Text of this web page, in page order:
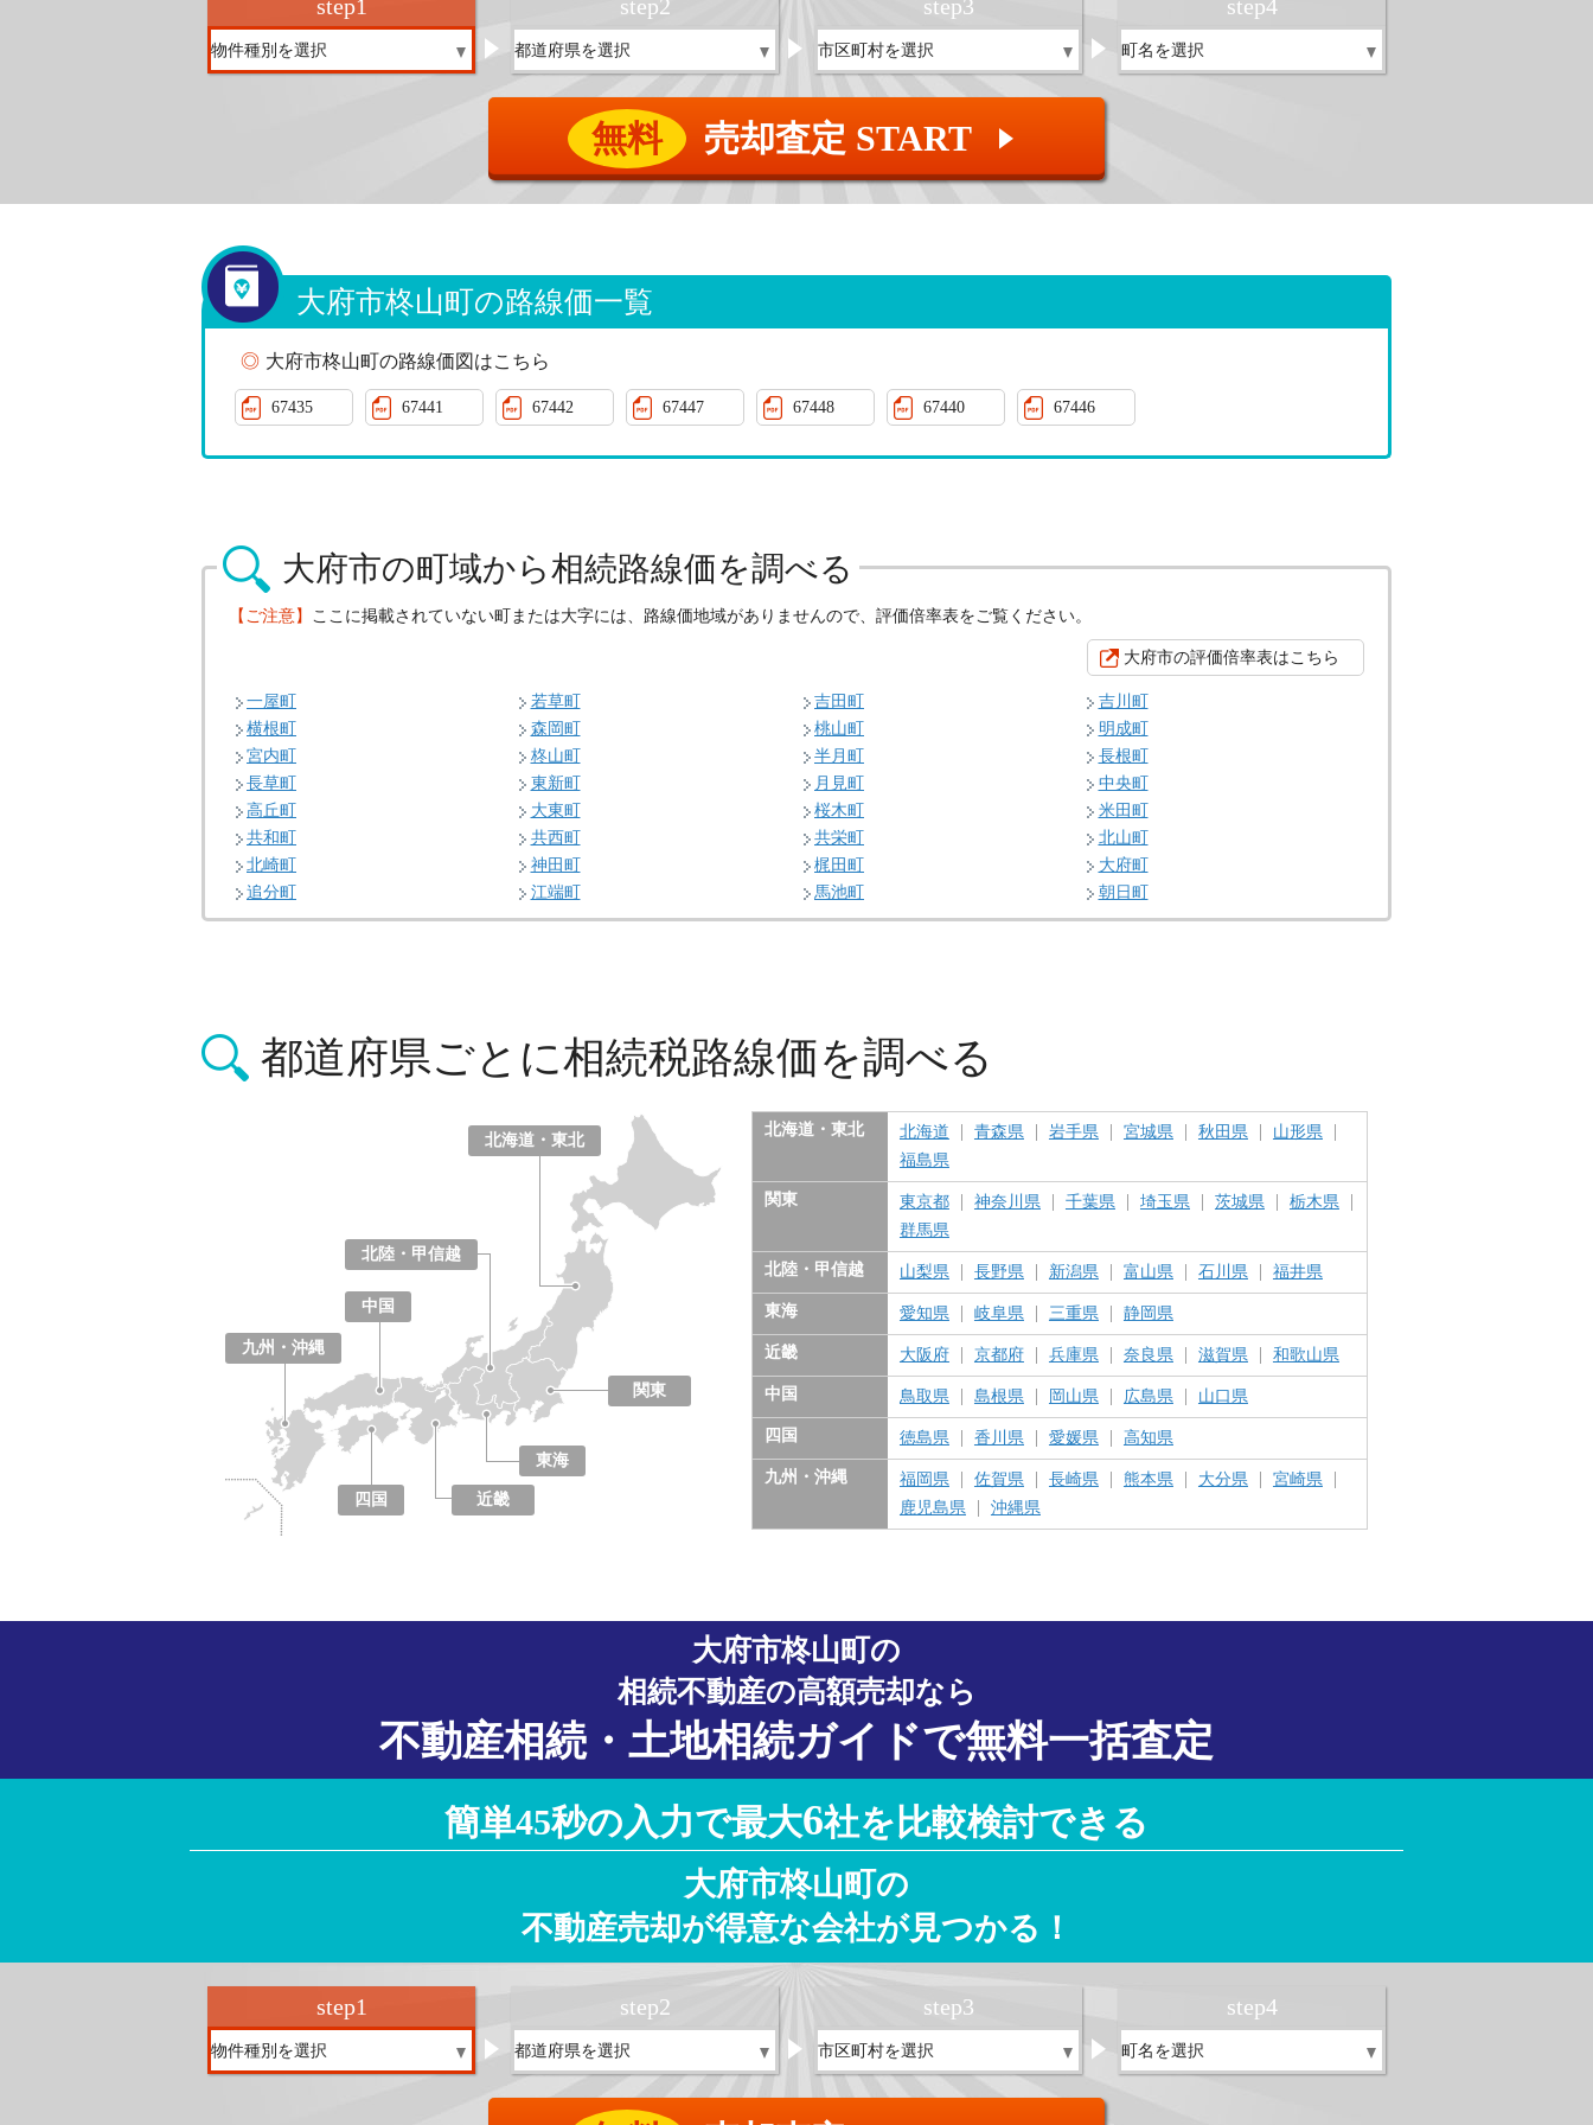
step1 step2 step3 step4
無料 売却査定 START ▲
大府市柊山町の路線価一覧
大府市柊山町の路線価図はこちら
67435 67441 67442 67447 67448 67440 67446
大府市の町域から相続路線価を調べる
【ご注意】 ここに掲載されていない町または大字には、路線価地域がありませんので、評価倍率表をご覧ください。
大府市の評価倍率表はこちら
一屋町 若草町 吉田町
吉川町
横根町
森岡町 桃山町
明成町
宮内町
柊山町 半月町
長根町
長草町
東新町 月見町
中央町
高丘町
大東町 桜木町
米田町
共和町
共西町 共栄町
北山町
北崎町
神田町 梶田町
大府町
追分町
江端町 馬池町 朝日町
都道府県ごとに相続税路線価を調べる
北海道・東北
関東
北陸・甲信越
東海
愛知県
岐阜県
三重県
静岡県
近畿
中国
四国
九州・沖縄
北海道・東北 北海道 青森県 岩手県 宮城県 秋田県
山形県
福島県
関東 東京都 神奈川県 千葉県 埼玉県 茨城県
栃木県
群馬県
北陸・甲信越 山梨県 長野県 新潟県 富山県 石川県 福井県
東海 愛知県 岐阜県 三重県 静岡県
近畿 大阪府 京都府 兵庫県 奈良県 滋賀県 和歌山県
中国 鳥取県 島根県 岡山県 広島県 山口県
四国 徳島県 香川県 愛媛県 高知県
九州・沖縄 福岡県 佐賀県 長崎県 熊本県 大分県
宮崎県
鹿児島県
沖縄県
大府市柊山町の
相続不動産の高額売却なら
不動産相続・土地相続ガイドで無料一括査定
簡単45秒の入力で最大6社を比較検討できる
大府市柊山町の
不動産売却が得意な会社が見つかる！
step1 step2 step3 step4